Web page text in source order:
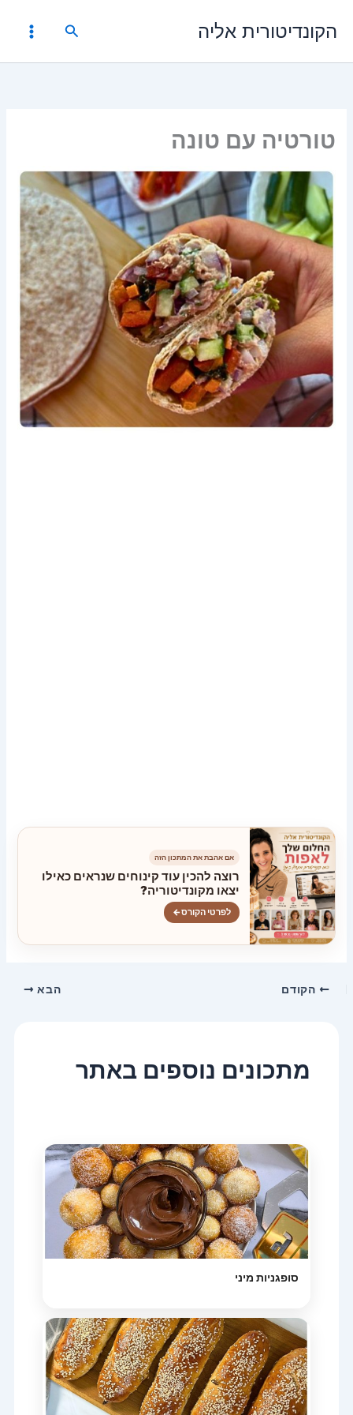
לתוכןהקונדיטורית אליה חיפוש
טורטיה עם טונה
אם אהבת את המתכון הזה
רוצה להכין עוד קינוחים שנראים כאילו
יצאו מקונדיטוריה?
לפרטי הקורס←
הקודם הבא
מתכונים נוספים באתר
סופגניות מיני